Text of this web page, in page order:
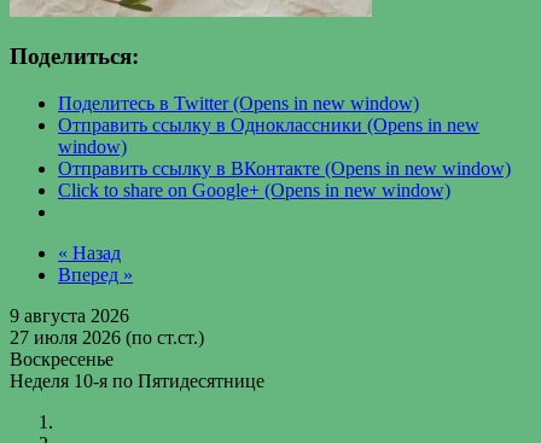
Поделиться:
Поделитесь в Twitter (Opens in new window)
Отправить ссылку в Одноклассники (Opens in new
window)
Отправить ссылку в ВКонтакте (Opens in new window)
Click to share on Google+ (Opens in new window)
« Назад
Вперед »
9 августа 2026
27 июля 2026 (по ст.ст.)
Воскресенье
Неделя 10-я по Пятидесятнице